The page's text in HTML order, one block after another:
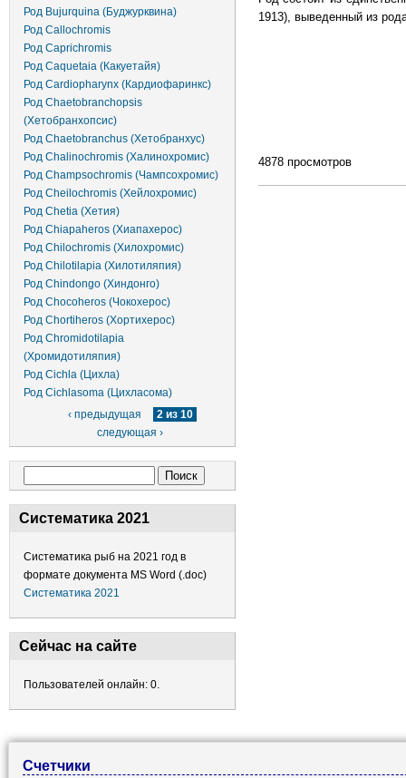
Род Bujurquina (Буджурквина)
Род Callochromis
Род Caprichromis
Род Caquetaia (Какуетайя)
Род Cardiopharynx (Кардиофаринкс)
Род Chaetobranchopsis
(Хетобранхопсис)
Род Chaetobranchus (Хетобранхус)
Род Chalinochromis (Халинохромис)
Род Champsochromis (Чампсохромис)
Род Cheilochromis (Хейлохромис)
Род Chetia (Хетия)
Род Chiapaheros (Хиапахерос)
Род Chilochromis (Хилохромис)
Род Chilotilapia (Хилотиляпия)
Род Chindongo (Хиндонго)
Род Chocoheros (Чокохерос)
Род Chortiheros (Хортихерос)
Род Chromidotilapia
(Хромидотиляпия)
Род Cichla (Цихла)
Род Cichlasoma (Цихласома)
‹ предыдущая
2 из 10
следующая ›
Систематика 2021
Систематика рыб на 2021 год в
формате документа MS Word (.doc)
Систематика 2021
Сейчас на сайте
Пользователей онлайн: 0.
1913), выведенный из
4878 просмотров
Счетчики